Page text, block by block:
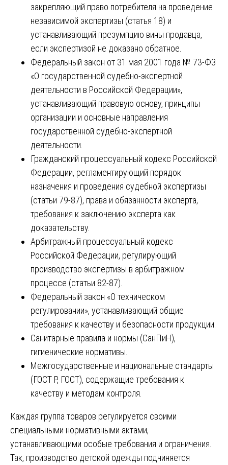
закрепляющий право потребителя на проведение
независимой экспертизы (статья 18) и
устанавливающий презумпцию вины продавца,
если экспертизой не доказано обратное.
Федеральный закон от 31 мая 2001 года № 73-ФЗ
«О государственной судебно-экспертной
деятельности в Российской Федерации»,
устанавливающий правовую основу, принципы
организации и основные направления
государственной судебно-экспертной
деятельности.
Гражданский процессуальный кодекс Российской
Федерации, регламентирующий порядок
назначения и проведения судебной экспертизы
(статьи 79-87), права и обязанности эксперта,
требования к заключению эксперта как
доказательству.
Арбитражный процессуальный кодекс
Российской Федерации, регулирующий
производство экспертизы в арбитражном
процессе (статьи 82-87).
Федеральный закон «О техническом
регулировании», устанавливающий общие
требования к качеству и безопасности продукции.
Санитарные правила и нормы (СанПиН),
гигиенические нормативы.
Межгосударственные и национальные стандарты
(ГОСТ Р, ГОСТ), содержащие требования к
качеству и методам контроля.
Каждая группа товаров регулируется своими
специальными нормативными актами,
устанавливающими особые требования и ограничения.
Так, производство детской одежды подчиняется